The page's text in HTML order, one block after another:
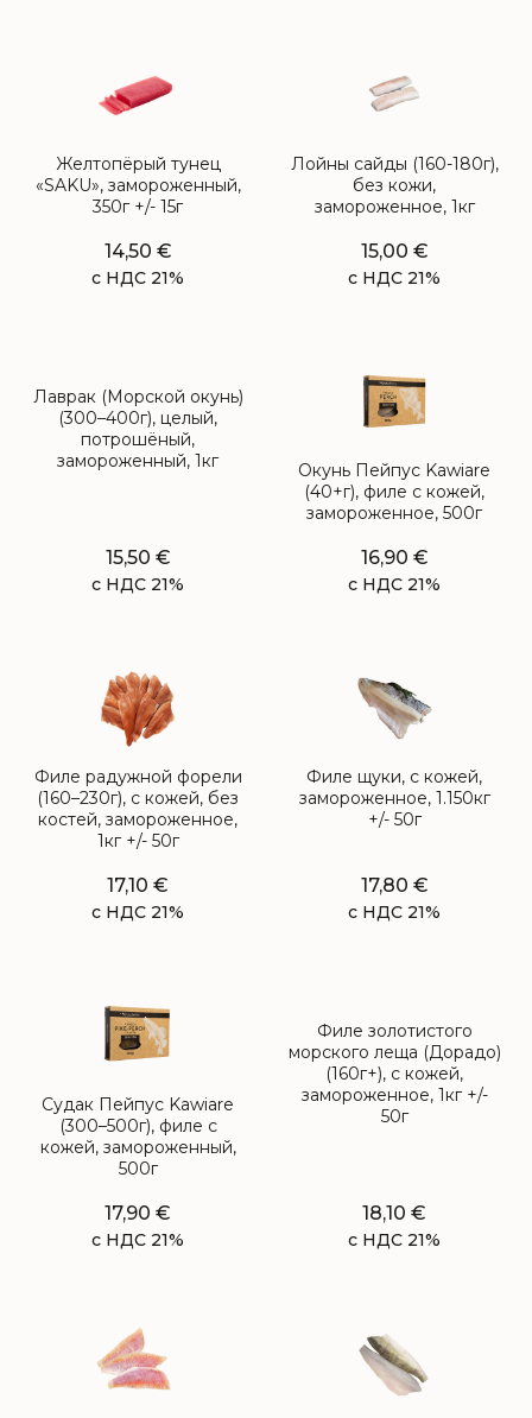
Желтопёрый тунец
«SAKU», замороженный,
350г +/- 15г
14,50 €
с НДС 21%
Лойны сайды (160-180г),
без кожи,
замороженное, 1кг
15,00 €
с НДС 21%
Лаврак (Морской окунь)
(300–400г), целый,
потрошёный,
замороженный, 1кг
15,50 €
с НДС 21%
Окунь Пейпус Kawiare
(40+г), филе с кожей,
замороженное, 500г
16,90 €
с НДС 21%
Филе радужной форели
(160–230г), с кожей, без
костей, замороженное,
1кг +/- 50г
17,10 €
с НДС 21%
Филе щуки, с кожей,
замороженное, 1.150кг
+/- 50г
17,80 €
с НДС 21%
Судак Пейпус Kawiare
(300–500г), филе с
кожей, замороженный,
500г
17,90 €
с НДС 21%
Филе золотистого
морского леща (Дорадо)
(160г+), с кожей,
замороженное, 1кг +/-
50г
18,10 €
с НДС 21%